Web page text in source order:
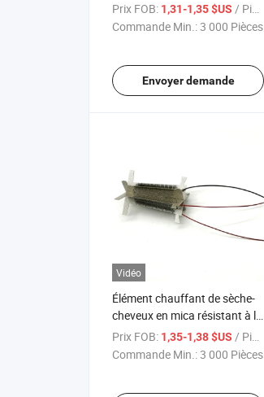
Prix FOB: 1,31-1,35 $US / Pièce
Commande Min.:3 000 Pièces
Envoyer demande
Vidéo
Élément chauffant de sèche-
cheveux en mica résistant à la
chaleur pour poils d'animaux
Prix FOB: 1,35-1,38 $US / Pièce
Commande Min.:3 000 Pièces